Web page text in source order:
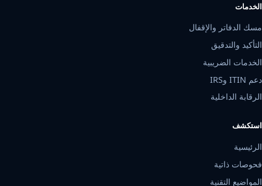
الخدمات
مسك الدفاتر والإقفال
التأكيد والتدقيق
الخدمات الضريبية
دعم ITIN وIRS
الرقابة الداخلية
استكشف
الرئيسية
فحوصات ذاتية
المواضيع التقنية